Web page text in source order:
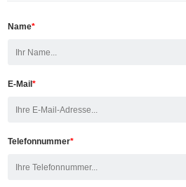
Name*
E-Mail *
Telefonnummer*